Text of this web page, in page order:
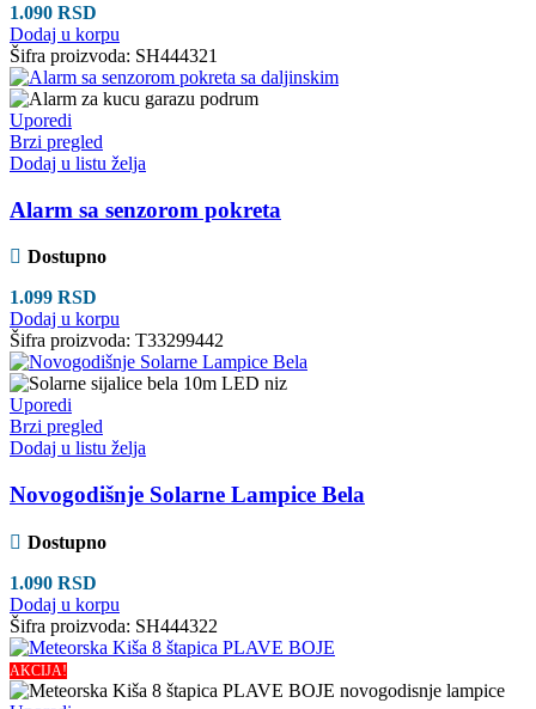
1.090 RSD
Dodaj u korpu
Šifra proizvoda: SH444321
Uporedi
Brzi pregled
Dodaj u listu želja
Alarm sa senzorom pokreta
Dostupno
1.099 RSD
Dodaj u korpu
Šifra proizvoda: T33299442
Uporedi
Brzi pregled
Dodaj u listu želja
Novogodišnje Solarne Lampice Bela
Dostupno
1.090 RSD
Dodaj u korpu
Šifra proizvoda: SH444322
AKCIJA!